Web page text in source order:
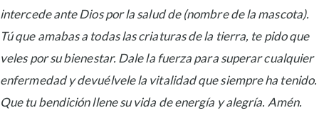
intercede ante Dios por la salud de (nombre de la mascota).
Tú que amabas a todas las criaturas de la tierra, te pido que
veles por su bienestar. Dale la fuerza para superar cualquier
enfermedad y devuélvele la vitalidad que siempre ha tenido.
Que tu bendición llene su vida de energía y alegría. Amén.